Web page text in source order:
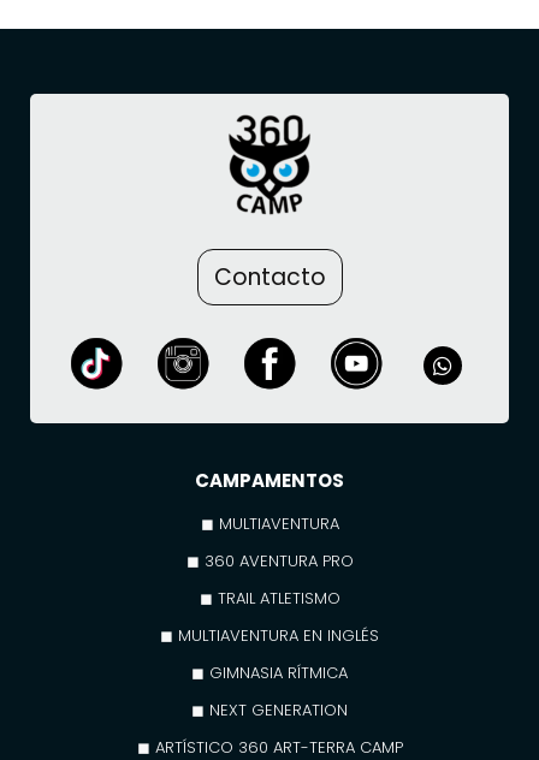
Contacto
CAMPAMENTOS
◼ MULTIAVENTURA
◼ 360 AVENTURA PRO
◼ TRAIL ATLETISMO
◼ MULTIAVENTURA EN INGLÉS
◼ GIMNASIA RÍTMICA
◼ NEXT GENERATION
◼ ARTÍSTICO 360 ART-TERRA CAMP